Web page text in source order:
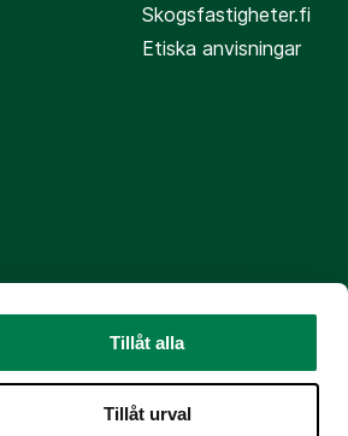
Tillåt alla
Tillåt urval
Skogsfastigheter.fi
Etiska anvisningar